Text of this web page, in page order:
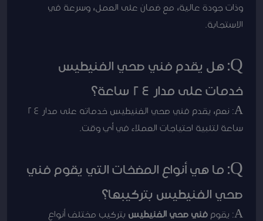
وذات جودة عالية، مع ضمان على العمل، وسرعة في
الاستجابة.
Q: هل يقدم فني صحي الفنيطيس
خدمات على مدار 24 ساعة؟
A: نعم، يقدم فني صحي الفنيطيس خدماته على مدار 24
ساعة لتلبية احتياجات العملاء في أي وقت.
Q: ما هي أنواع المضخات التي يقوم فني
صحي الفنيطيس بتركيبها؟
A: يقوم فني صحي الفنيطيس بتركيب مختلف أنواع